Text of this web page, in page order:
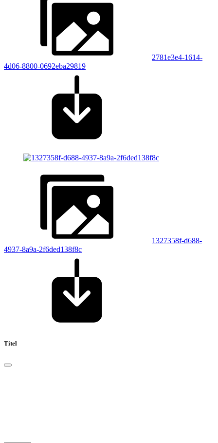
2781e3e4-1614-
4d06-8800-0692eba29819
1327358f-d688-
4937-8a9a-2f6ded138f8c
Titel